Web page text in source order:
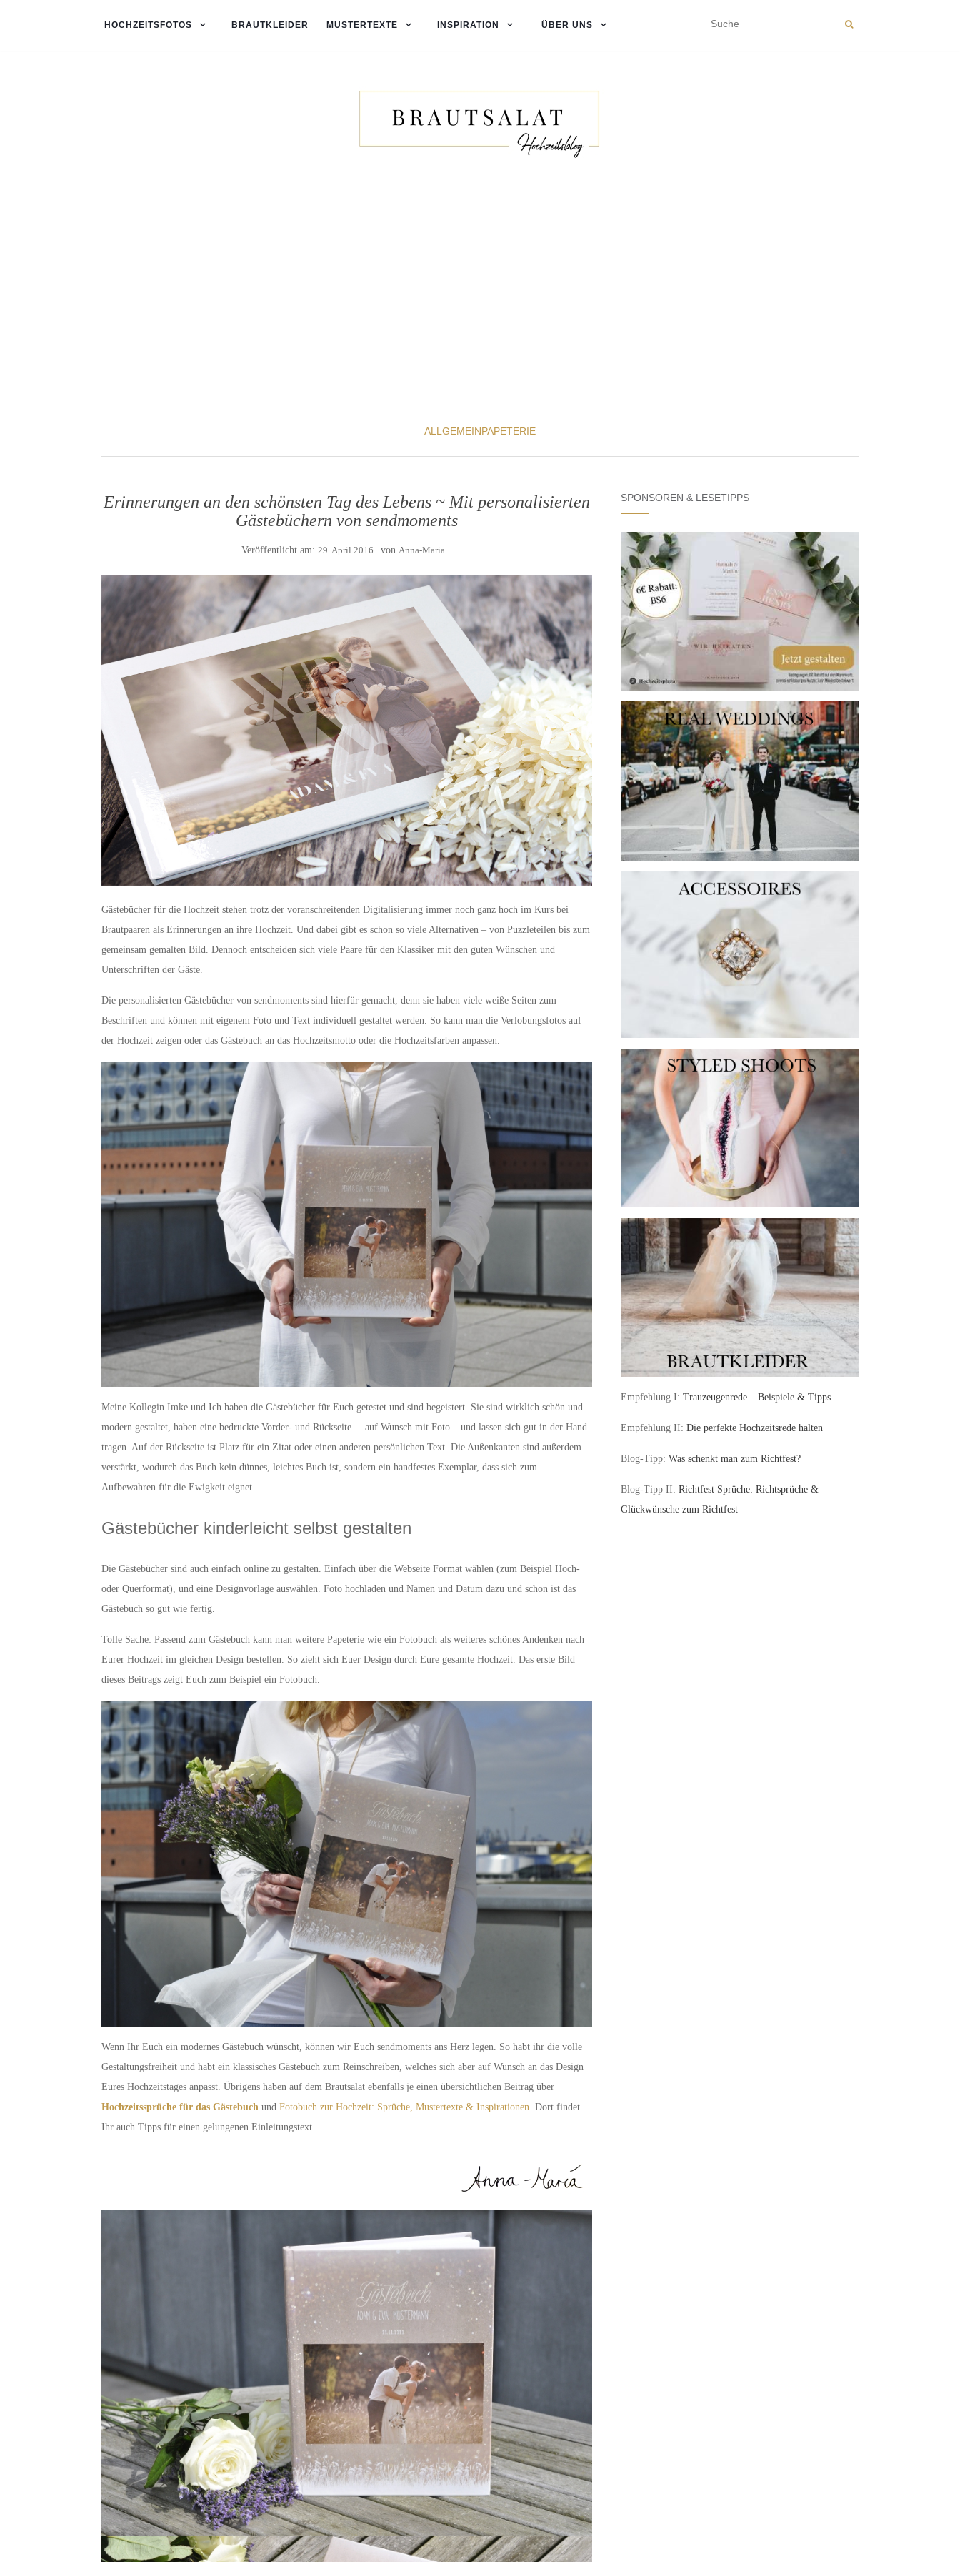
HOCHZEITSFOTOS BRAUTKLEIDER MUSTERTEXTE INSPIRATION ÜBER UNS
ALLGEMEINPAPETERIE
Erinnerungen an den schönsten Tag des Lebens ~ Mit personalisierten
Gästebüchern von sendmoments
Veröffentlicht am: 29. April 2016 von Anna-Maria
Gästebücher für die Hochzeit stehen trotz der voranschreitenden Digitalisierung immer noch ganz hoch im Kurs bei
Brautpaaren als Erinnerungen an ihre Hochzeit. Und dabei gibt es schon so viele Alternativen – von Puzzleteilen bis zum
gemeinsam gemalten Bild. Dennoch entscheiden sich viele Paare für den Klassiker mit den guten Wünschen und
Unterschriften der Gäste.
Die personalisierten Gästebücher von sendmoments sind hierfür gemacht, denn sie haben viele weiße Seiten zum
Beschriften und können mit eigenem Foto und Text individuell gestaltet werden. So kann man die Verlobungsfotos auf
der Hochzeit zeigen oder das Gästebuch an das Hochzeitsmotto oder die Hochzeitsfarben anpassen.
Meine Kollegin Imke und Ich haben die Gästebücher für Euch getestet und sind begeistert. Sie sind wirklich schön und
modern gestaltet, haben eine bedruckte Vorder- und Rückseite – auf Wunsch mit Foto – und lassen sich gut in der Hand
tragen. Auf der Rückseite ist Platz für ein Zitat oder einen anderen persönlichen Text. Die Außenkanten sind außerdem
verstärkt, wodurch das Buch kein dünnes, leichtes Buch ist, sondern ein handfestes Exemplar, dass sich zum
Aufbewahren für die Ewigkeit eignet.
Gästebücher kinderleicht selbst gestalten
Die Gästebücher sind auch einfach online zu gestalten. Einfach über die Webseite Format wählen (zum Beispiel Hoch-
oder Querformat), und eine Designvorlage auswählen. Foto hochladen und Namen und Datum dazu und schon ist das
Gästebuch so gut wie fertig.
Tolle Sache: Passend zum Gästebuch kann man weitere Papeterie wie ein Fotobuch als weiteres schönes Andenken nach
Eurer Hochzeit im gleichen Design bestellen. So zieht sich Euer Design durch Eure gesamte Hochzeit. Das erste Bild
dieses Beitrags zeigt Euch zum Beispiel ein Fotobuch.
Wenn Ihr Euch ein modernes Gästebuch wünscht, können wir Euch sendmoments ans Herz legen. So habt ihr die volle
Gestaltungsfreiheit und habt ein klassisches Gästebuch zum Reinschreiben, welches sich aber auf Wunsch an das Design
Eures Hochzeitstages anpasst. Übrigens haben auf dem Brautsalat ebenfalls je einen übersichtlichen Beitrag über
Hochzeitssprüche für das Gästebuch und Fotobuch zur Hochzeit: Sprüche, Mustertexte & Inspirationen. Dort findet
Ihr auch Tipps für einen gelungenen Einleitungstext.
SPONSOREN & LESETIPPS
Empfehlung I: Trauzeugenrede – Beispiele & Tipps
Empfehlung II: Die perfekte Hochzeitsrede halten
Blog-Tipp: Was schenkt man zum Richtfest?
Blog-Tipp II: Richtfest Sprüche: Richtsprüche &
Glückwünsche zum Richtfest